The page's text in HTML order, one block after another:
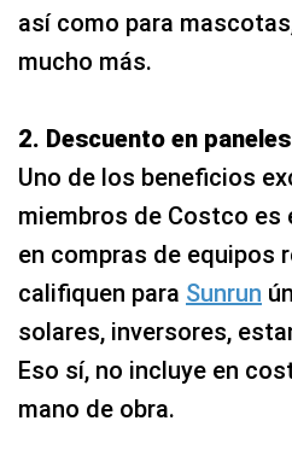
así como para
mucho más.
2. Descuento en
Uno de los beneficios
miembros de Costco es
en compras de equipos
califiquen para Sunrun
solares, inversores,
Eso sí, no incluye en
mano de obra.